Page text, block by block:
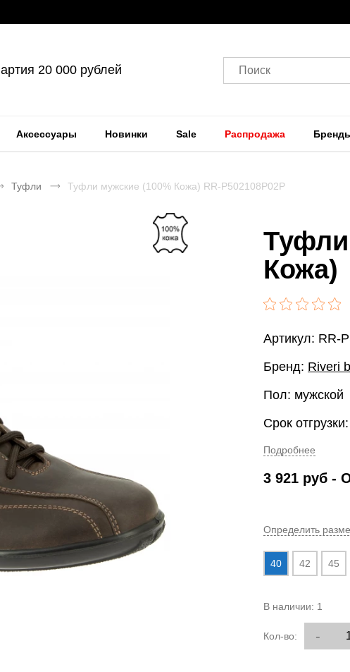
20 000 рублей Поиск
Аксессуары Новинки Sale Распродажа
Туфли Туфли мужские (100% Кожа) RR-P502108P02P
Туфли
Кожа)
Артикул: RR-
Бренд: Riveri
Пол: мужской
Срок
Подробнее
3 921 руб -
Определить
40 42 45
В наличии: 1
Кол-во: -